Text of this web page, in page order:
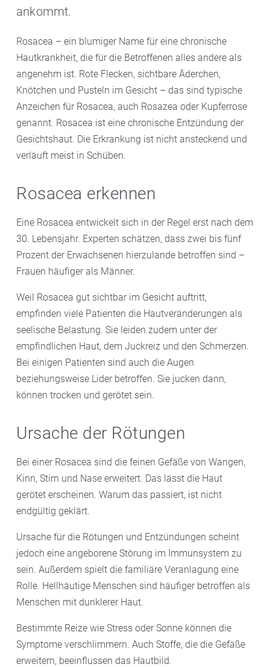
ankommt.
Rosacea – ein blumiger Name für eine chronische
Hautkrankheit, die für die Betroffenen alles andere als
angenehm ist. Rote Flecken, sichtbare Äderchen,
Knötchen und Pusteln im Gesicht – das sind typische
Anzeichen für Rosacea, auch Rosazea oder Kupferrose
genannt. Rosacea ist eine chronische Entzündung der
Gesichtshaut. Die Erkrankung ist nicht ansteckend und
verläuft meist in Schüben.
Rosacea erkennen
Eine Rosacea entwickelt sich in der Regel erst nach dem
30. Lebensjahr. Experten schätzen, dass zwei bis fünf
Prozent der Erwachsenen hierzulande betroffen sind –
Frauen häufiger als Männer.
Weil Rosacea gut sichtbar im Gesicht auftritt,
empfinden viele Patienten die Hautveränderungen als
seelische Belastung. Sie leiden zudem unter der
empfindlichen Haut, dem Juckreiz und den Schmerzen.
Bei einigen Patienten sind auch die Augen
beziehungsweise Lider betroffen. Sie jucken dann,
können trocken und gerötet sein.
Ursache der Rötungen
Bei einer Rosacea sind die feinen Gefäße von Wangen,
Kinn, Stirn und Nase erweitert. Das lässt die Haut
gerötet erscheinen. Warum das passiert, ist nicht
endgültig geklärt.
Ursache für die Rötungen und Entzündungen scheint
jedoch eine angeborene Störung im Immunsystem zu
sein. Außerdem spielt die familiäre Veranlagung eine
Rolle. Hellhäutige Menschen sind häufiger betroffen als
Menschen mit dunklerer Haut.
Bestimmte Reize wie Stress oder Sonne können die
Symptome verschlimmern. Auch Stoffe, die die Gefäße
erweitern, beeinflussen das Hautbild.